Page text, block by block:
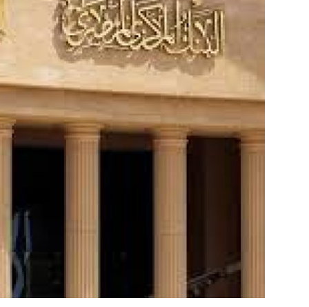
اتحاد المصريين بالخارج
روائع الطبخ العالمىمكتبة الفيديو
Arabic